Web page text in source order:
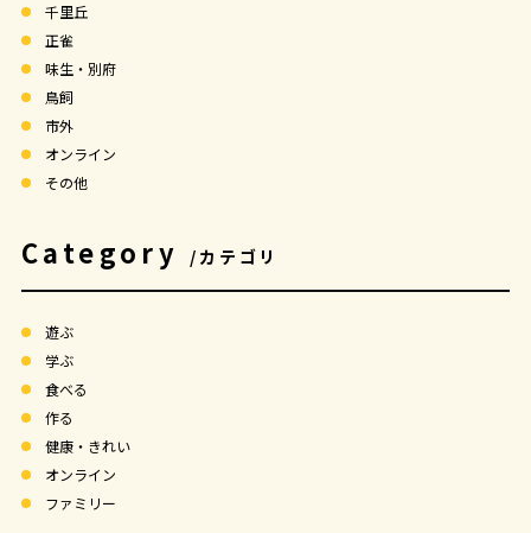
千里丘
正雀
味生・別府
鳥飼
市外
オンライン
その他
Category /カテゴリ
遊ぶ
学ぶ
食べる
作る
健康・きれい
オンライン
ファミリー